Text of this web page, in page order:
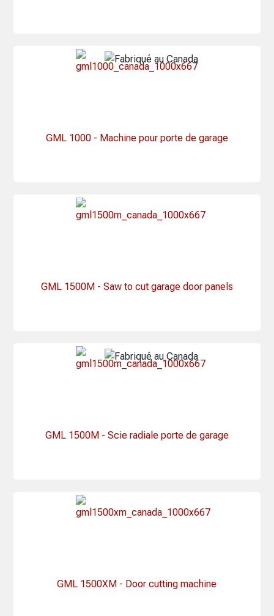
GML 1000 - Machine pour porte de garage
GML 1500M - Saw to cut garage door panels
GML 1500M - Scie radiale porte de garage
GML 1500XM - Door cutting machine